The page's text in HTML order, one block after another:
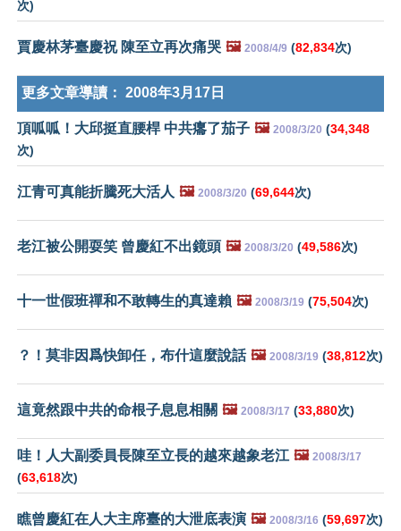
次)
賈慶林茅臺慶祝 陳至立再次痛哭 🖼️ 2008/4/9 (82,834次)
更多文章導讀： 2008年3月17日
頂呱呱！大邱挺直腰桿 中共癟了茄子 🖼️ 2008/3/20 (34,348
次)
江青可真能折騰死大活人 🖼️ 2008/3/20 (69,644次)
老江被公開耍笑 曾慶紅不出鏡頭 🖼️ 2008/3/20 (49,586次)
十一世假班禪和不敢轉生的真達賴 🖼️ 2008/3/19 (75,504次)
？！莫非因爲快卸任，布什這麼說話 🖼️ 2008/3/19 (38,812次)
這竟然跟中共的命根子息息相關 🖼️ 2008/3/17 (33,880次)
哇！人大副委員長陳至立長的越來越象老江 🖼️ 2008/3/17
(63,618次)
瞧曾慶紅在人大主席臺的大泄底表演 🖼️ 2008/3/16 (59,697次)